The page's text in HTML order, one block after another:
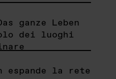
ganze Leben
dei luoghi
espande la rete